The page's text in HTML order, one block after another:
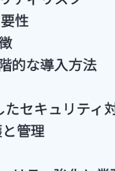
性
的な導入方法
セキュリティ
管理